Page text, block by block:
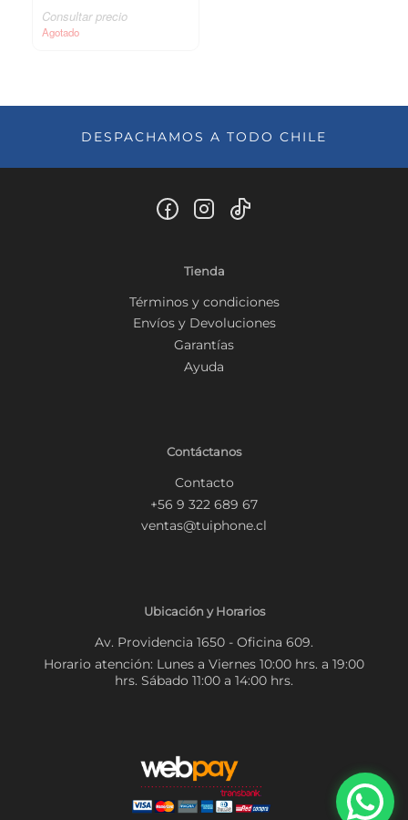
Consultar precio
Agotado
DESPACHAMOS A TODO CHILE
Tienda
Términos y condiciones
Envíos y Devoluciones
Garantías
Ayuda
Contáctanos
Contacto
+56 9 322 689 67
ventas@tuiphone.cl
Ubicación y Horarios
Av. Providencia 1650 - Oficina 609.
Horario atención: Lunes a Viernes 10:00 hrs. a 19:00
hrs. Sábado 11:00 a 14:00 hrs.